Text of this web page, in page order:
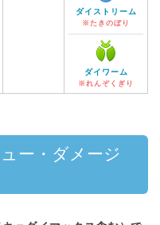
ダイストリーム
※たきのぼり
ダイワーム
※れんぞくぎり
ー・ダメージ